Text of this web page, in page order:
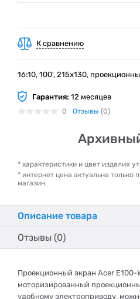
К сравнению
16:10, 100', 215x130,
Гарантия: 12 месяцев
0 Отзывы (0)
* характеристики и цвет изделия
* интернет цена актуальна только
магазин
Описание товара
Отзывы (0)
Проекционный экран Acer E100-
моторизированный
удобному электроприводу,